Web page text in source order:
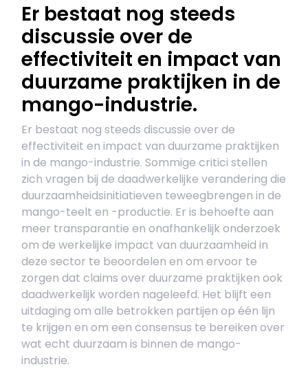
Er bestaat nog steeds
discussie over de
effectiviteit en impact van
duurzame praktijken in de
mango-industrie.
Er bestaat nog steeds discussie over de
effectiviteit en impact van duurzame praktijken
in de mango-industrie. Sommige critici stellen
zich vragen bij de daadwerkelijke verandering die
duurzaamheidsinitiatieven teweegbrengen in de
mango-teelt en -productie. Er is behoefte aan
meer transparantie en onafhankelijk onderzoek
om de werkelijke impact van duurzaamheid in
deze sector te beoordelen en om ervoor te
zorgen dat claims over duurzame praktijken ook
daadwerkelijk worden nageleefd. Het blijft een
uitdaging om alle betrokken partijen op één lijn
te krijgen en om een consensus te bereiken over
wat echt duurzaam is binnen de mango-
industrie.